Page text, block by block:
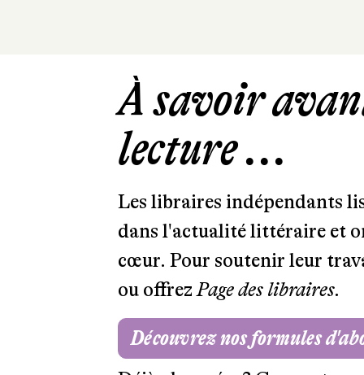
À savoir
lecture ...
Les libraires indépendants
dans l'actualité littéraire et
cœur. Pour soutenir leur
ou offrezPage des libraires.
Découvrez nos formules